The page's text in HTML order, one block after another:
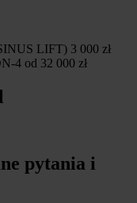
LIFT) 3 000 zł
4 od 32 000 zł
pytania i